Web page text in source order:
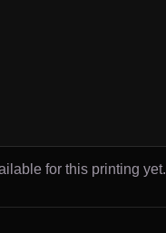
for this printing yet.